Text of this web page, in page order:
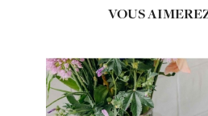
VOUS